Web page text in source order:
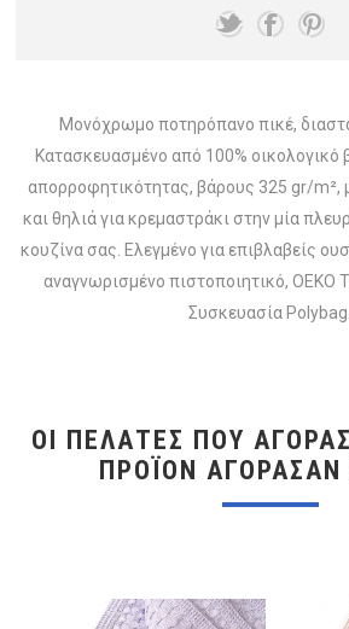
Μονόχρωμο ποτηρόπανo πικέ,
Κατασκευασμένο από 100% οικολογικό
απορροφητικότητας, βάρους 325 gr/m²,
και θηλιά για κρεμαστράκι στην μία
κουζίνα σας. Ελεγμένο για επιβλαβείς
αναγνωρισμένο πιστοποιητικό, OEKO
Συσκευασία Polybag.
ΟΙ ΠΕΛΆΤΕΣ ΠΟΥ
ΠΡΟΪΌΝ ΑΓΌΡΑΣΑΝ